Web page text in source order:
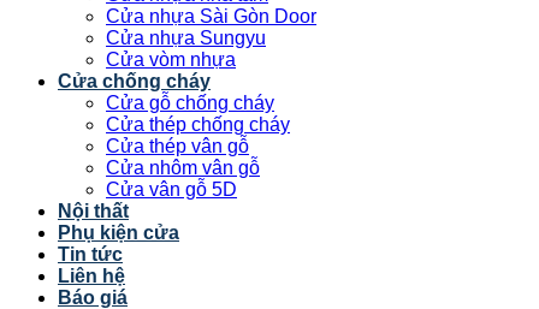
Cửa nhựa Sài Gòn Door
Cửa nhựa Sungyu
Cửa vòm nhựa
Cửa chống cháy
Cửa gỗ chống cháy
Cửa thép chống cháy
Cửa thép vân gỗ
Cửa nhôm vân gỗ
Cửa vân gỗ 5D
Nội thất
Phụ kiện cửa
Tin tức
Liên hệ
Báo giá